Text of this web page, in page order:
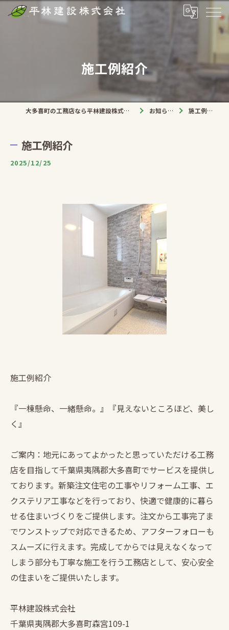
施工例紹介
大多喜町の工務店なら平林建設株式会社 お知らせ 施工例紹介
施工例紹介
2025/12/25
施工例紹介
『一棟懸命、一緒懸命。』『見えないところほど、美し
く』
ご案内：地元にあってよかったと思っていただける工務
店を目指して千葉県夷隅郡大多喜町でサービスを提供し
ております。新築注文住宅の工事やリフォーム工事、エ
クステリア工事などを行っており、快適で健康的に暮ら
せる住まいづくりをご提供します。注文から工事完了ま
でワンストップで対応できるため、アフターフォローも
スムーズに行えます。完成してからでは見えなくなって
しまう部分も丁寧な施工を行う工務店として、安心安全
の住まいをご提供いたします。
平林建設株式会社
千葉県夷隅郡大多喜町森宮109-1